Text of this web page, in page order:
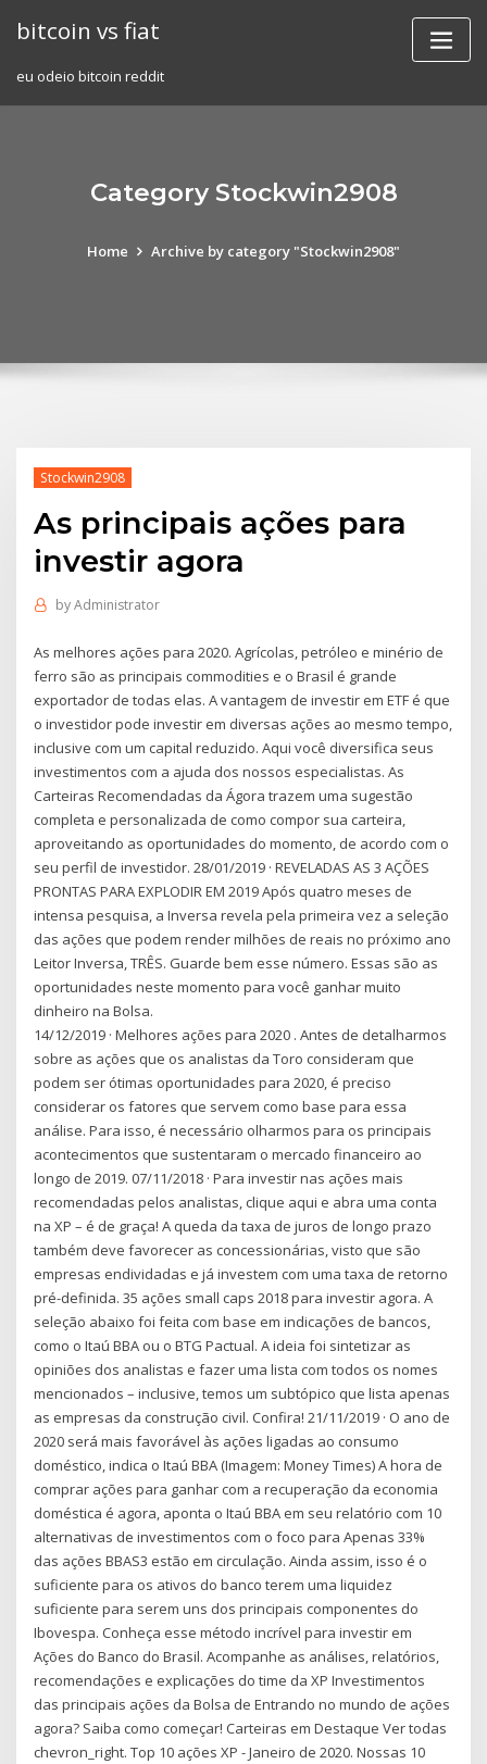
bitcoin vs fiat
eu odeio bitcoin reddit
Category Stockwin2908
Home Archive by category "Stockwin2908"
Stockwin2908
As principais ações para
investir agora
byAdministrator
As melhores ações para 2020. Agrícolas, petróleo e minério de
ferro são as principais commodities e o Brasil é grande
exportador de todas elas. A vantagem de investir em ETF é que
o investidor pode investir em diversas ações ao mesmo tempo,
inclusive com um capital reduzido. Aqui você diversifica seus
investimentos com a ajuda dos nossos especialistas. As
Carteiras Recomendadas da Ágora trazem uma sugestão
completa e personalizada de como compor sua carteira,
aproveitando as oportunidades do momento, de acordo com o
seu perfil de investidor. 28/01/2019 · REVELADAS AS 3 AÇÕES
PRONTAS PARA EXPLODIR EM 2019 Após quatro meses de
intensa pesquisa, a Inversa revela pela primeira vez a seleção
das ações que podem render milhões de reais no próximo ano
Leitor Inversa, TRÊS. Guarde bem esse número. Essas são as
oportunidades neste momento para você ganhar muito
dinheiro na Bolsa.
14/12/2019 · Melhores ações para 2020 . Antes de detalharmos
sobre as ações que os analistas da Toro consideram que
podem ser ótimas oportunidades para 2020, é preciso
considerar os fatores que servem como base para essa
análise. Para isso, é necessário olharmos para os principais
acontecimentos que sustentaram o mercado financeiro ao
longo de 2019. 07/11/2018 · Para investir nas ações mais
recomendadas pelos analistas, clique aqui e abra uma conta
na XP – é de graça! A queda da taxa de juros de longo prazo
também deve favorecer as concessionárias, visto que são
empresas endividadas e já investem com uma taxa de retorno
pré-definida. 35 ações small caps 2018 para investir agora. A
seleção abaixo foi feita com base em indicações de bancos,
como o Itaú BBA ou o BTG Pactual. A ideia foi sintetizar as
opiniões dos analistas e fazer uma lista com todos os nomes
mencionados – inclusive, temos um subtópico que lista apenas
as empresas da construção civil. Confira! 21/11/2019 · O ano de
2020 será mais favorável às ações ligadas ao consumo
doméstico, indica o Itaú BBA (Imagem: Money Times) A hora de
comprar ações para ganhar com a recuperação da economia
doméstica é agora, aponta o Itaú BBA em seu relatório com 10
alternativas de investimentos com o foco para Apenas 33%
das ações BBAS3 estão em circulação. Ainda assim, isso é o
suficiente para os ativos do banco terem uma liquidez
suficiente para serem uns dos principais componentes do
Ibovespa. Conheça esse método incrível para investir em
Ações do Banco do Brasil. Acompanhe as análises, relatórios,
recomendações e explicações do time da XP Investimentos
das principais ações da Bolsa de Entrando no mundo de ações
agora? Saiba como começar! Carteiras em Destaque Ver todas
chevron_right. Top 10 ações XP - Janeiro de 2020. Nossas 10